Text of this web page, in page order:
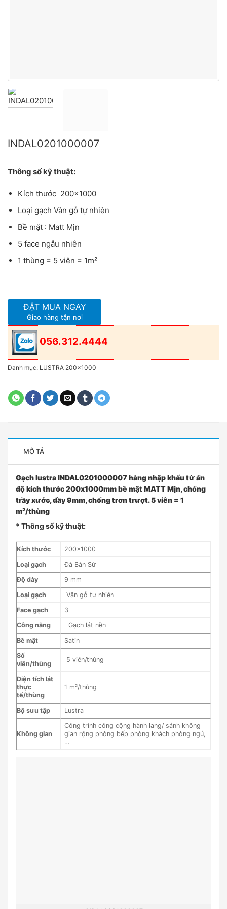
INDAL0201000007
Thông số kỹ thuật:
Kích thước 200×1000
Loại gạch Vân gỗ tự nhiên
Bề mặt : Matt Mịn
5 face ngẫu nhiên
1 thùng = 5 viên = 1m²
ĐẶT MUA NGAY
Giao hàng tận nơi
056.312.4444
Danh mục: LUSTRA 200x1000
MÔ TẢ
Gạch lustra INDAL0201000007 hàng nhập khẩu từ ấn
độ kích thước 200x1000mm bề mặt MATT Mịn, chống
trầy xước, dầy 9mm, chống trơn trượt. 5 viên = 1
m²/thùng
* Thông số kỹ thuật:
Kích thước
200×1000
Loại gạch
Đá Bán Sứ
Độ dày
9 mm
Loại gạch
Vân gỗ tự nhiên
Face gạch
3
Công năng
Gạch lát nền
Bề mặt
Satin
Số
viên/thùng
5 viên/thùng
Diện tích lát
thực
tế/thùng
1 m²/thùng
Bộ sưu tập Lustra
Không gian
Công trình công cộng hành lang/ sảnh không
gian rộng phòng bếp phòng khách phòng ngủ,
…